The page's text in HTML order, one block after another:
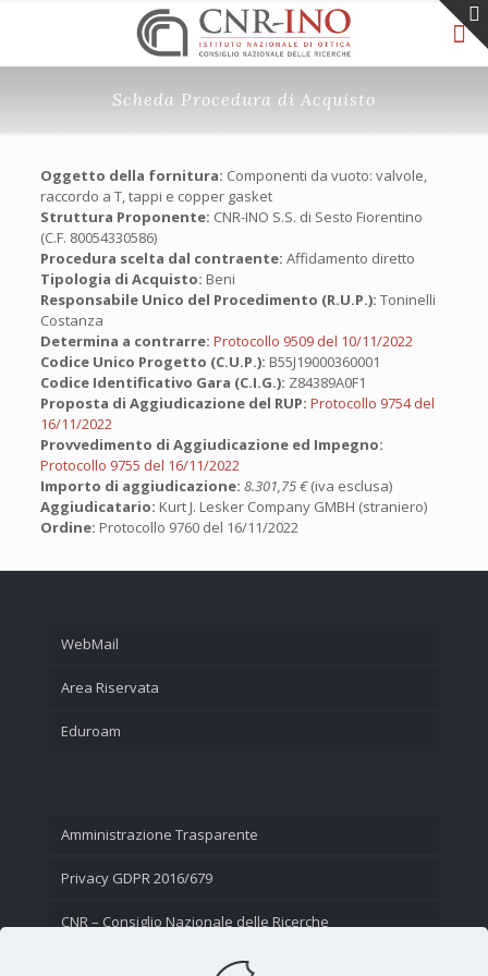
Scheda Procedura di Acquisto
Oggetto della fornitura: Componenti da vuoto: valvole,
raccordo a T, tappi e copper gasket
Struttura Proponente: CNR-INO S.S. di Sesto Fiorentino
(C.F. 80054330586)
Procedura scelta dal contraente: Affidamento diretto
Tipologia di Acquisto: Beni
Responsabile Unico del Procedimento (R.U.P.): Toninelli
Costanza
Determina a contrarre: Protocollo 9509 del 10/11/2022
Codice Unico Progetto (C.U.P.): B55J19000360001
Codice Identificativo Gara (C.I.G.): Z84389A0F1
Proposta di Aggiudicazione del RUP: Protocollo 9754 del
16/11/2022
Provvedimento di Aggiudicazione ed Impegno:
Protocollo 9755 del 16/11/2022
Importo di aggiudicazione: 8.301,75 €(iva esclusa)
Aggiudicatario: Kurt J. Lesker Company GMBH (straniero)
Ordine: Protocollo 9760 del 16/11/2022
WebMail
Area Riservata
Eduroam
Amministrazione Trasparente
Privacy GDPR 2016/679
CNR – Consiglio Nazionale delle Ricerche